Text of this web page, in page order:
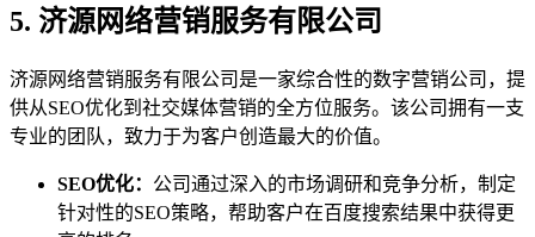
5. 济源网络营销服务有限公司
济源网络营销服务有限公司是一家综合性的数字营销公司，提
供从SEO优化到社交媒体营销的全方位服务。该公司拥有一支
专业的团队，致力于为客户创造最大的价值。
SEO优化： 公司通过深入的市场调研和竞争分析，制定
针对性的SEO策略，帮助客户在百度搜索结果中获得更